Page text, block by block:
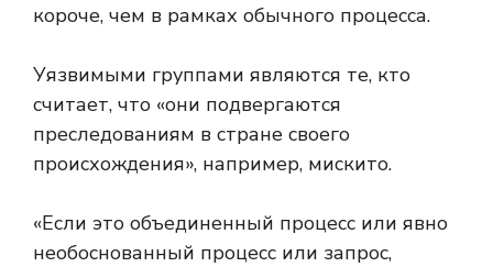
короче, чем в рамках обычного процесса.
Уязвимыми группами являются те, кто
считает, что «они подвергаются
преследованиям в стране своего
происхождения», например, мискито.
«Если это объединенный процесс или явно
необоснованный процесс или запрос,